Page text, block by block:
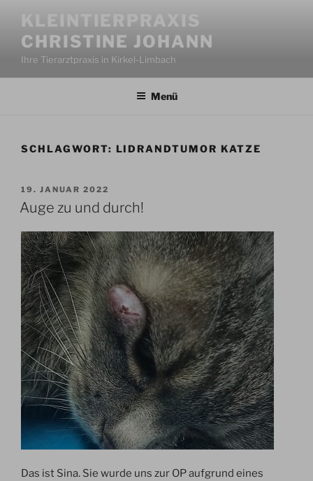
Inhalt
springen
KLEINTIERPRAXIS
CHRISTINE JOHANN
Ihre Tierarztpraxis in Kirkel-Limbach
Menü
SCHLAGWORT: LIDRANDTUMOR KATZE
VERÖFFENTLICHT
AM
19. JANUAR 2022
Auge zu und durch!
Das ist Sina. Sie wurde uns zur OP aufgrund eines